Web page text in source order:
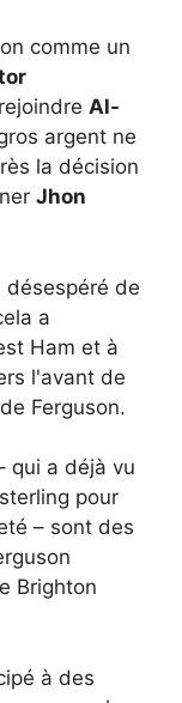
comme un
Al-
argent ne
la décision
Jhon
désespéré de
a
Ham et à
l'avant de
Ferguson.
qui a déjà vu
pour
– sont des
Brighton
à des